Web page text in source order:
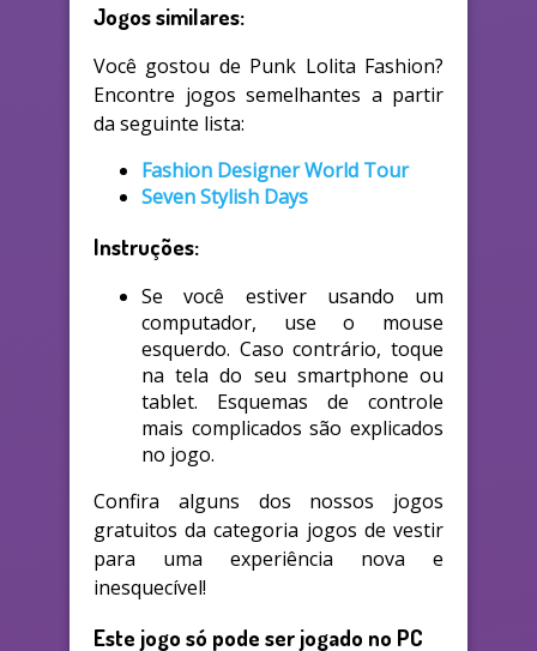
Jogos similares:
Você gostou de Punk Lolita Fashion?
Encontre jogos semelhantes a partir
da seguinte lista:
Fashion Designer World Tour
Seven Stylish Days
Instruções:
Se você estiver usando um
computador, use o mouse
esquerdo. Caso contrário, toque
na tela do seu smartphone ou
tablet. Esquemas de controle
mais complicados são explicados
no jogo.
Confira alguns dos nossos jogos
gratuitos da categoria jogos de vestir
para uma experiência nova e
inesquecível!
Este jogo só pode ser jogado no PC